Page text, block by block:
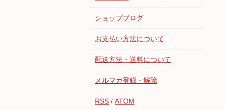
ショップブログ
お支払い方法について
配送方法・送料について
メルマガ登録・解除
RSS / ATOM